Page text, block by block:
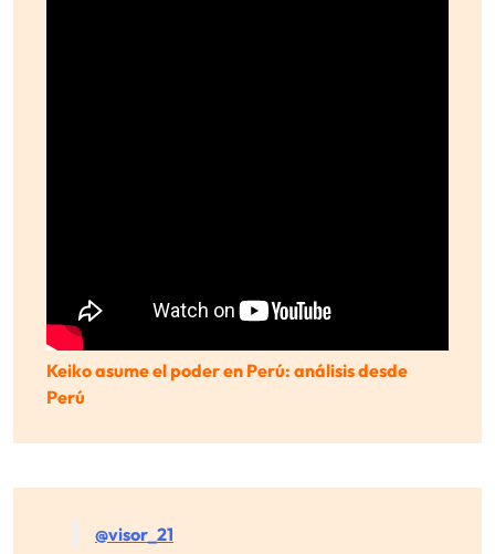
Keiko asume el poder en Perú: análisis desde
Perú
@visor_21